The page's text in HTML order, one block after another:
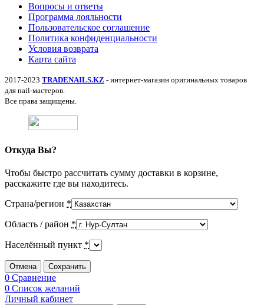
Вопросы и ответы
Программа лояльности
Пользовательское соглашение
Политика конфиденциальности
Условия возврата
Карта сайта
2017-2023 TRADENAILS.KZ - интернет-магазин оригинальных товаров
для nail-мастеров.
Все права защищены.
Откуда Вы?
Чтобы быстро рассчитать сумму доставки в корзине,
расскажите где вы находитесь.
Страна/регион *
Область / район *
Населённый пункт *
Отмена Сохранить
0 Сравнение
0 Список желаний
Личный кабинет